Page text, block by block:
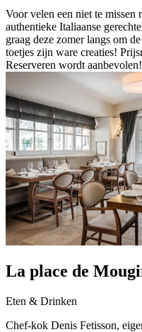
Voor velen een niet te missen
authentieke Italiaanse
graag deze zomer langs om
toetjes zijn ware creaties!
Reserveren wordt aanbevolen!
La place de
Eten & Drinken
Chef-kok Denis Fetisson,